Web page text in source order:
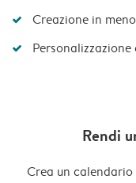
Creazione in
Rendi
Crea un